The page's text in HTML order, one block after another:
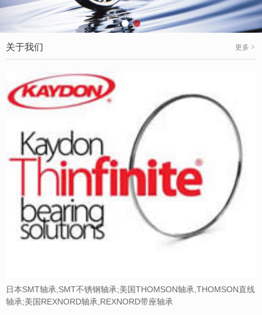
关于我们 更多
日本SMT轴承,SMT不锈钢轴承;美国THOMSON轴承,THOMSON直线
轴承;美国REXNORD轴承,REXNORD带座轴承